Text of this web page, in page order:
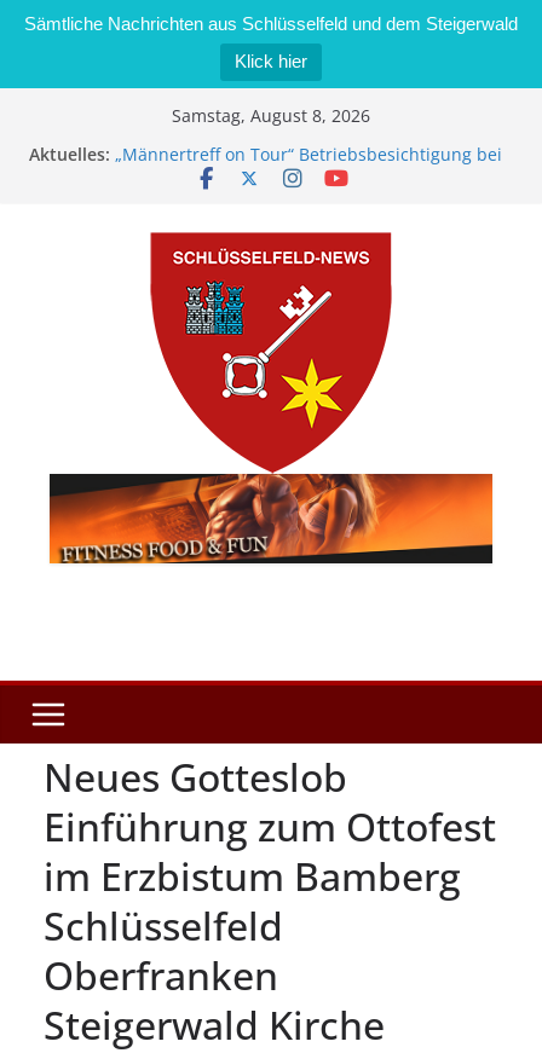
Sämtliche Nachrichten aus Schlüsselfeld und dem Steigerwald
Klick hier
Samstag, August 8, 2026
Aktuelles: „Männertreff on Tour“ Betriebsbesichtigung bei
der Schreinerei Zimmermann GmbH
Brand in Sägewerk in Bernroth schnell unter
Kontrolle
Stadt Schlüsselfeld bietet Online-Anmeldung für
Kindergartenplätze an
Dieseldiebstahl im Wert von 600 Euro
Neues Gotteslob
Einführung zum Ottofest
im Erzbistum Bamberg
Schlüsselfeld
Oberfranken
Steigerwald Kirche